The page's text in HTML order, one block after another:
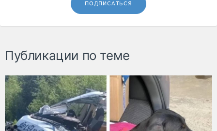
ПОДПИСАТЬСЯ
Публикации по теме